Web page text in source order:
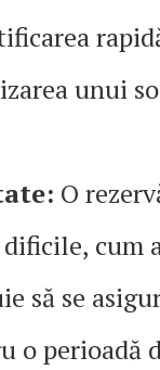
unui
O
cum
să se
o perioadă